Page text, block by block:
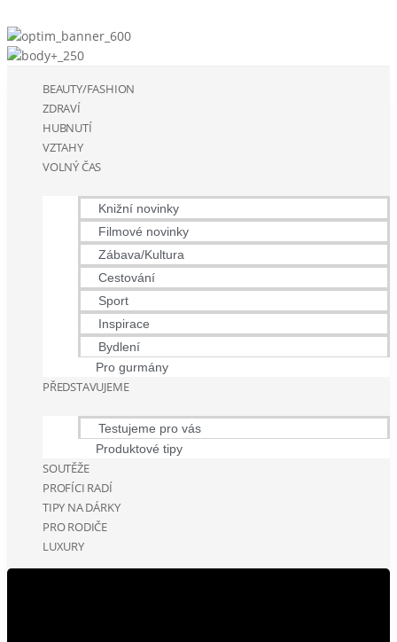
BEAUTY/FASHION
ZDRAVÍ
HUBNUTÍ
VZTAHY
VOLNÝ ČAS
Knižní novinky
Filmové novinky
Zábava/Kultura
Cestování
Sport
Inspirace
Bydlení
Pro gurmány
PŘEDSTAVUJEME
Testujeme pro vás
Produktové tipy
SOUTĚŽE
PROFÍCI RADÍ
TIPY NA DÁRKY
PRO RODIČE
LUXURY